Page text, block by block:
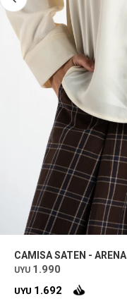
CAMISA SATEN - ARENA
UYU 1.990
UYU 1.692